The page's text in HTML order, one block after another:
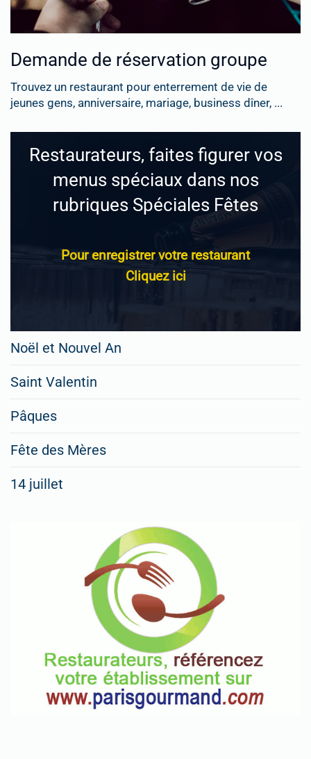
Demande de réservation groupe
Trouvez un restaurant pour enterrement de vie de
jeunes gens, anniversaire, mariage, business dîner, ...
Restaurateurs, faites figurer vos
menus spéciaux dans nos
rubriques Spéciales Fêtes
Pour enregistrer votre restaurant
Cliquez ici
Noël et Nouvel An
Saint Valentin
Pâques
Fête des Mères
14 juillet